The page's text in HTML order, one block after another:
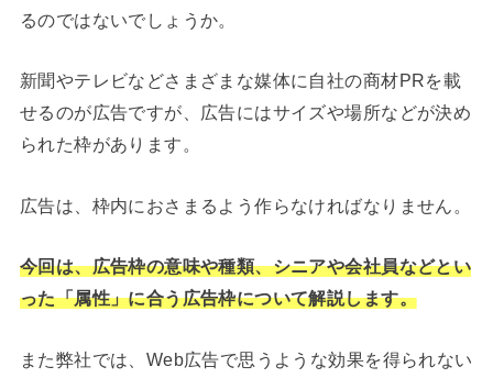
るのではないでしょうか。
新聞やテレビなどさまざまな媒体に自社の商材PRを載
せるのが広告ですが、広告にはサイズや場所などが決め
られた枠があります。
広告は、枠内におさまるよう作らなければなりません。
今回は、広告枠の意味や種類、シニアや会社員などとい
った「属性」に合う広告枠について解説します。
また弊社では、Web広告で思うような効果を得られない